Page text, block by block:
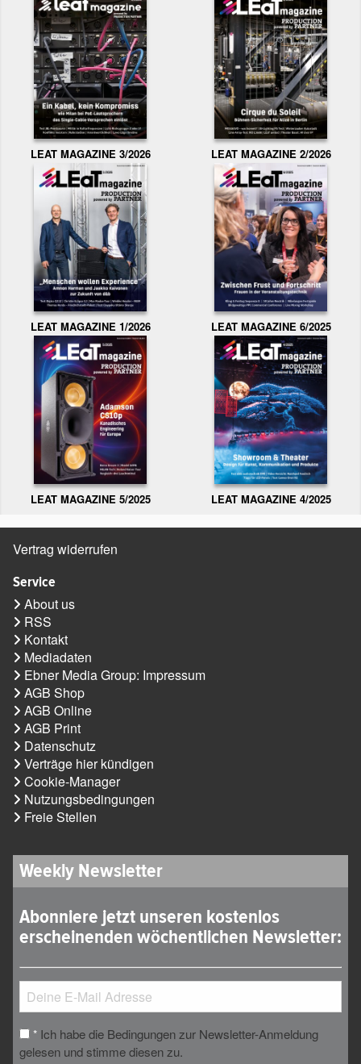
LEAT MAGAZINE 3/2026 LEAT MAGAZINE 2/2026
LEAT MAGAZINE 1/2026 LEAT MAGAZINE 6/2025
LEAT MAGAZINE 5/2025 LEAT MAGAZINE 4/2025
Vertrag widerrufen
Service
About us
RSS
Kontakt
Mediadaten
Ebner Media Group: Impressum
AGB Shop
AGB Online
AGB Print
Datenschutz
Verträge hier kündigen
Cookie-Manager
Nutzungsbedingungen
Freie Stellen
Weekly Newsletter
Abonniere jetzt unseren kostenlos
erscheinenden wöchentlichen Newsletter:
* Ich habe die Bedingungen zur Newsletter-Anmeldung
gelesen und stimme diesen zu.